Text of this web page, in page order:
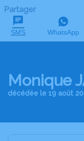
Partager
SMS WhatsApp
Monique
décédée le 19 août